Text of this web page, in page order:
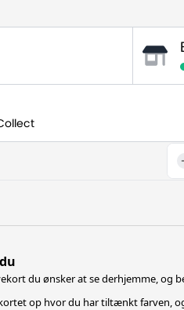
du ønsker at se derhjemme, og
op hvor du har tiltænkt farven,